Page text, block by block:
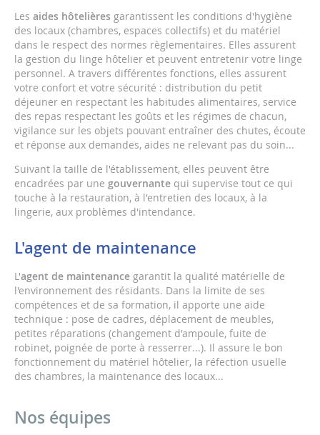
Les aides hôtelières garantissent les conditions d'hygiène
des locaux (chambres, espaces collectifs) et du matériel
dans le respect des normes règlementaires. Elles assurent
la gestion du linge hôtelier et peuvent entretenir votre linge
personnel. A travers différentes fonctions, elles assurent
votre confort et votre sécurité : distribution du petit
déjeuner en respectant les habitudes alimentaires, service
des repas respectant les goûts et les régimes de chacun,
vigilance sur les objets pouvant entraîner des chutes, écoute
et réponse aux demandes, aides ne relevant pas du soin...
Suivant la taille de l'établissement, elles peuvent être
encadrées par une gouvernante qui supervise tout ce qui
touche à la restauration, à l'entretien des locaux, à la
lingerie, aux problèmes d'intendance.
L'agent de maintenance
L'agent de maintenance garantit la qualité matérielle de
l'environnement des résidants. Dans la limite de ses
compétences et de sa formation, il apporte une aide
technique : pose de cadres, déplacement de meubles,
petites réparations (changement d'ampoule, fuite de
robinet, poignée de porte à resserrer...). Il assure le bon
fonctionnement du matériel hôtelier, la réfection usuelle
des chambres, la maintenance des locaux...
Nos équipes